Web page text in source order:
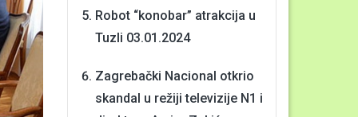
Robot “konobar” atrakcija u
Tuzli 03.01.2024
Zagrebački Nacional otkrio
skandal u režiji televizije N1 i